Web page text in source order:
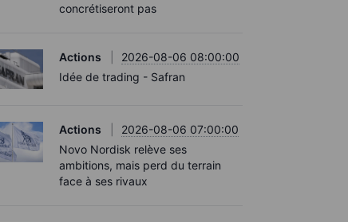
concrétiseront pas
Actions
2026-08-06 08:00:00
Idée de trading - Safran
Actions
2026-08-06 07:00:00
Novo Nordisk relève ses
ambitions, mais perd du terrain
face à ses rivaux